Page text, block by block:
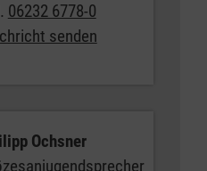
06232 6778-0
senden
Ochsner